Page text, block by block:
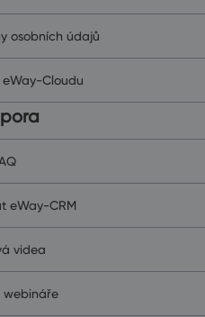
osobních údajů
Cloudu
eWay-CRM
videa
webináře